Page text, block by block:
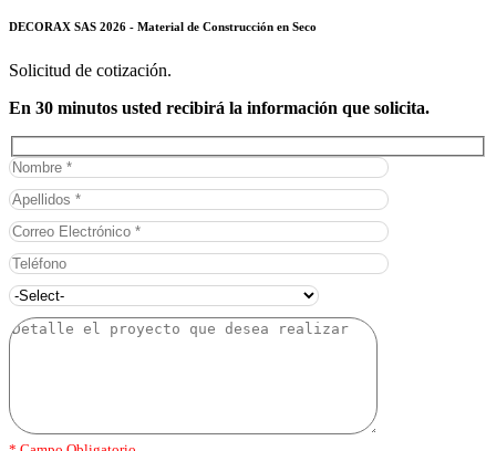
DECORAX SAS 2026 - Material de Construcción en Seco
Solicitud de cotización.
En 30 minutos usted recibirá la información que solicita.